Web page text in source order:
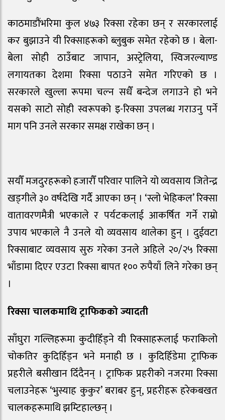
काठमाडौंभरिमा कुल ४७३ रिक्सा रहेका छन् र सरकारलाई
कर बुझाउने यी रिक्साहरूको ब्लुबुक समेत रहेको छ । बेला-
बेला सोही ठाउँबाट जापान, अस्ट्रेलिया, स्विजरल्याण्ड
लगायतका देशमा रिक्सा पठाउने समेत गरिएको छ ।
सरकारले खुल्ला रूपमा चल्न सधैँ बन्देज लगाउने हो भने
यसको साटो सोही स्वरूपको इ-रिक्सा उपलब्ध गराउनु पर्ने
माग पनि उनले सरकार समक्ष राखेका छन् ।
सयौँ मजदुरहरूको हजारौँ परिवार पालिने यो व्यवसाय जितेन्द्र
खड्गीले ३० वर्षदेखि गर्दै आएका छन् । ‘स्लो भेहिकल’ रिक्सा
वातावरणमैत्री भएकाले र पर्यटकलाई आकर्षित गर्ने राम्रो
उपाय भएकाले नै उनले यो व्यवसाय थालेका हुन् । दुईवटा
रिक्साबाट व्यवसाय सुरु गरेका उनले अहिले २०/२५ रिक्सा
भाँडामा दिएर एउटा रिक्सा बापत १०० रुपैयाँ लिने गरेका छन्
।
रिक्सा चालकमाथि ट्राफिकको ज्यादती
साँघुरा गल्लिहरूमा कुदीहिँड्ने यी रिक्साहरूलाई फराकिलो
चोकतिर कुदिहिँड्न भने मनाही छ । कुदिहिँडेमा ट्राफिक
प्रहरीले बसीखान दिँदैनन् । ट्राफिक प्रहरीको नजरमा रिक्सा
चलाउनेहरू ‘भुस्याह कुकुर’ बराबर हुन्, प्रहरीहरू हरेकबखत
चालकहरूमाथि झम्टिहाल्छन् ।